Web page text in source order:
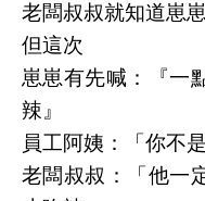
老闆叔叔就知道崽
但這次
崽崽有先喊：『一
辣』
員工阿姨：「你不
老闆叔叔：「他一